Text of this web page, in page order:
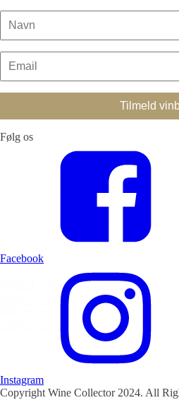
Riedel, Veloce Champagne
Wine - 2 stk.
Følg os
Facebook
Instagram
Copyright Wine Collector 2024. All